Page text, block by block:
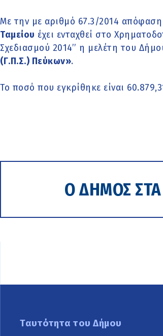
Με την με αριθμό 67.3/2014 απόφαση
Ταμείου έχει ενταχθεί στο
Σχεδιασμού 2014’’ η μελέτη του
(Γ.Π.Σ.) Πεύκων».
Το ποσό που εγκρίθηκε είναι
Ο ΔΗΜΟΣ ΣΤΑ
Ταυτότητα του Δήμου